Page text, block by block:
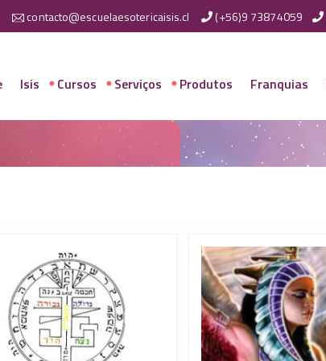
(+56)9 73874059
contacto@escuelaesotericaisis.cl
Isis Cursos Serviços Produtos Franquias